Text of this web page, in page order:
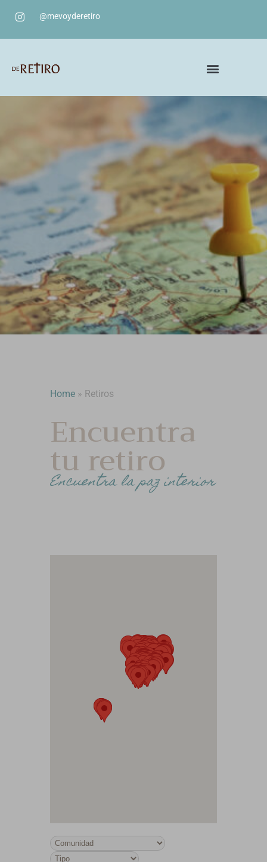
@mevoyderetiro
Home » Retiros
Encuentra
tu retiro
Encuentra la paz interior